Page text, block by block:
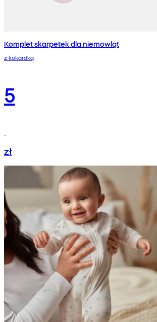
Komplet skarpetek dla niemowląt
z kokardką
5
zł